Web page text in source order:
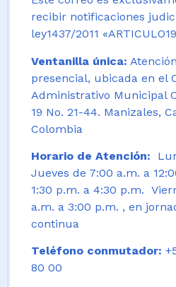
recibir notificaciones
ley1437/2011
Ventanilla única: Atención
presencial, ubicada en el
Administrativo Municipal
19 No. 21-44. Manizales,
Colombia
Horario de Atención:
Jueves de 7:00 a.m. a
1:30 p.m. a 4:30 p.m.
a.m. a 3:00 p.m. , en
continua
Teléfono conmutador:
80 00